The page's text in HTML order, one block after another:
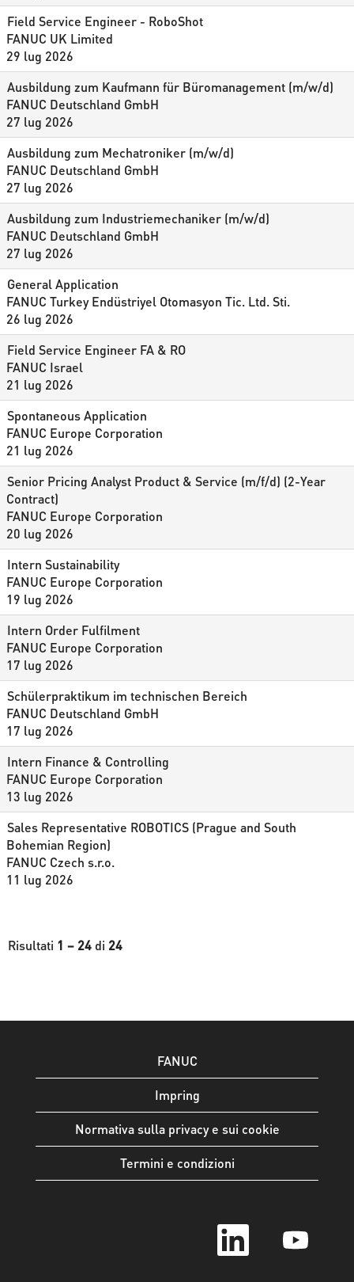
Field Service Engineer - RoboShot
FANUC UK Limited
29 lug 2026
Ausbildung zum Kaufmann für Büromanagement (m/w/d)
FANUC Deutschland GmbH
27 lug 2026
Ausbildung zum Mechatroniker (m/w/d)
FANUC Deutschland GmbH
27 lug 2026
Ausbildung zum Industriemechaniker (m/w/d)
FANUC Deutschland GmbH
27 lug 2026
General Application
FANUC Turkey Endüstriyel Otomasyon Tic. Ltd. Sti.
26 lug 2026
Field Service Engineer FA & RO
FANUC Israel
21 lug 2026
Spontaneous Application
FANUC Europe Corporation
21 lug 2026
Senior Pricing Analyst Product & Service (m/f/d) (2-Year
Contract)
FANUC Europe Corporation
20 lug 2026
Intern Sustainability
FANUC Europe Corporation
19 lug 2026
Intern Order Fulfilment
FANUC Europe Corporation
17 lug 2026
Schülerpraktikum im technischen Bereich
FANUC Deutschland GmbH
17 lug 2026
Intern Finance & Controlling
FANUC Europe Corporation
13 lug 2026
Sales Representative ROBOTICS (Prague and South
Bohemian Region)
FANUC Czech s.r.o.
11 lug 2026
Risultati 1 – 24 di 24
FANUC
Impring
Normativa sulla privacy e sui cookie
Termini e condizioni
S
a